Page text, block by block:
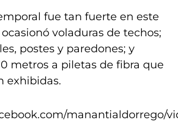
fue tan fuerte en este
voladuras de techos;
postes y paredones; y
metros a piletas de fibra que
exhibidas.
manantialdorrego/